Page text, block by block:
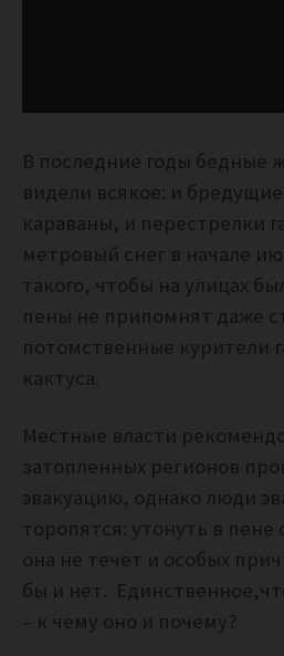
В последние годы бедные
видели всякое: и
караваны, и перестрелки
метровый снег в начале
такого, чтобы на улицах
пены не припомнят даже
потомственные курители
кактуса.
Местные власти
затопленных регионов
эвакуацию, однако люди
торопятся: утонуть в
она не течет и особых
бы и нет.
– к чему оно и почему?